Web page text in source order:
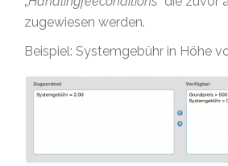
zugewiesen werden.
Beispiel: Systemgebühr in Höhe